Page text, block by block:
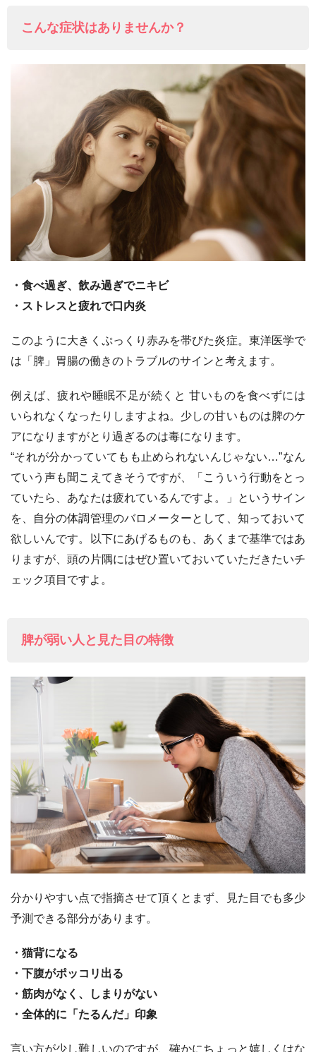
こんな症状はありませんか？
・食べ過ぎ、飲み過ぎでニキビ
・ストレスと疲れで口内炎
このように大きくぷっくり赤みを帯びた炎症。東洋医学で
は「脾」胃腸の働きのトラブルのサインと考えます。
例えば、疲れや睡眠不足が続くと 甘いものを食べずには
いられなくなったりしますよね。少しの甘いものは脾のケ
アになりますがとり過ぎるのは毒になります。
“それが分かっていてもも止められないんじゃない…”なん
ていう声も聞こえてきそうですが、「こういう行動をとっ
ていたら、あなたは疲れているんですよ。」というサイン
を、自分の体調管理のバロメーターとして、知っておいて
欲しいんです。以下にあげるものも、あくまで基準ではあ
りますが、頭の片隅にはぜひ置いておいていただきたいチ
ェック項目ですよ。
脾が弱い人と見た目の特徴
分かりやすい点で指摘させて頂くとまず、見た目でも多少
予測できる部分があります。
・猫背になる
・下腹がポッコリ出る
・筋肉がなく、しまりがない
・全体的に「たるんだ」印象
言い方が少し難しいのですが、確かにちょっと嬉しくはな